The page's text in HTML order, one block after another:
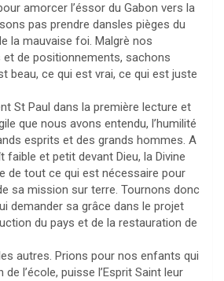
amorcer l’éssor du Gabon vers la
pas prendre dansles pièges du
la mauvaise foi. Malgrè nos
et de positionnements, sachons
beau, ce qui est vrai, ce qui est juste
St Paul dans la première lecture et
que nous avons entendu, l’humilité
esprits et des grands hommes. A
faible et petit devant Dieu, la Divine
de tout ce qui est nécessaire pour
sa mission sur terre. Tournons donc
demander sa grâce dans le projet
du pays et de la restauration de
autres. Prions pour nos enfants qui
l’école, puisse l’Esprit Saint leur